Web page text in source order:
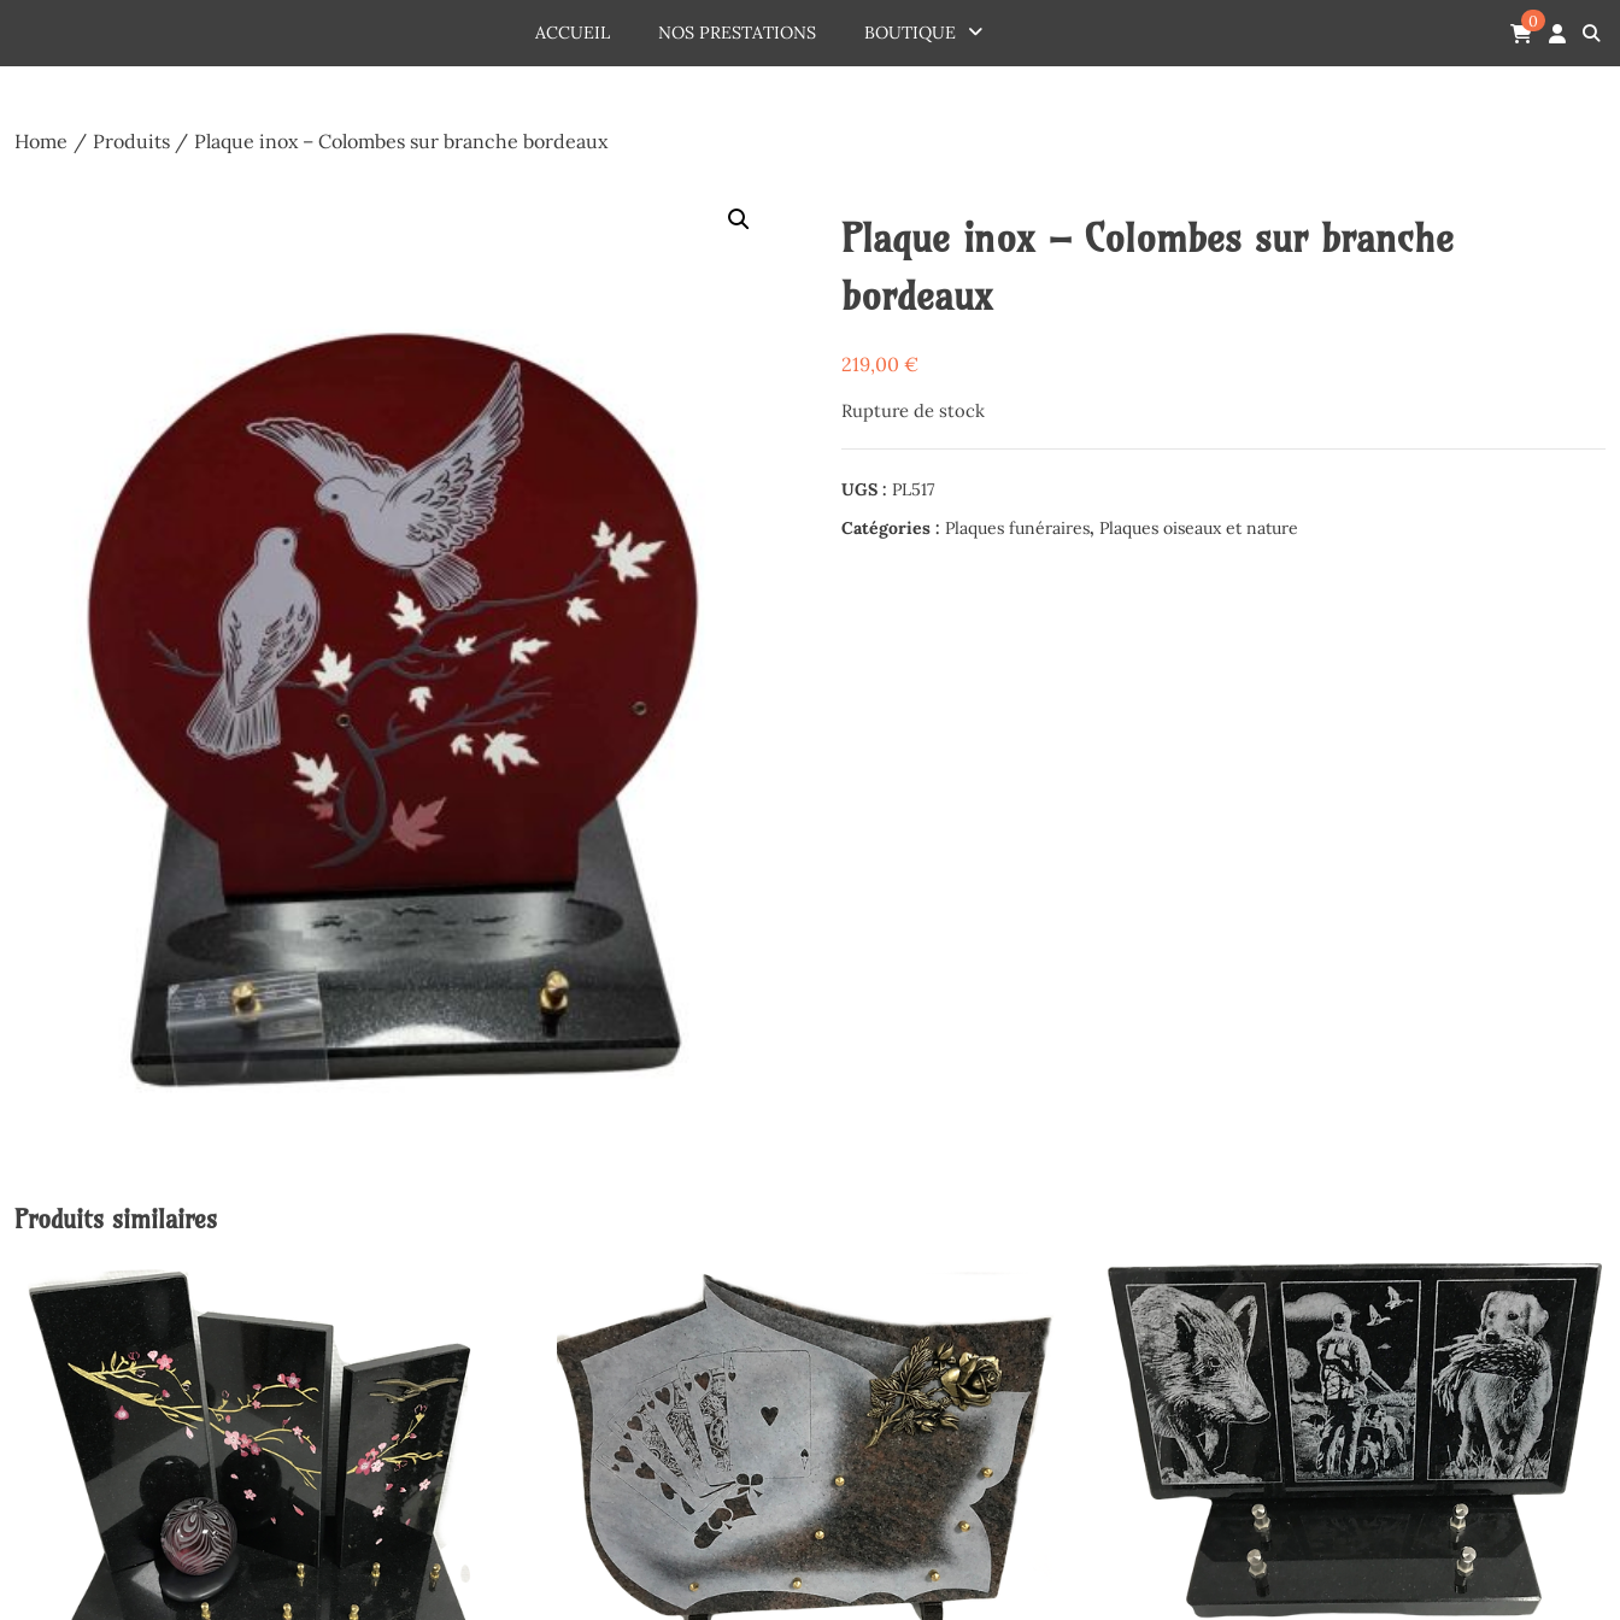
content
Espace Funéraire Michel Gardechaux
ACCUEIL NOS PRESTATIONS BOUTIQUE
0
Home Produits Plaque inox – Colombes sur branche bordeaux
Plaque inox – Colombes sur branche
bordeaux
219,00€
Rupture de stock
UGS :PL517
Catégories :Plaques funéraires,Plaques oiseaux et nature
Produits similaires